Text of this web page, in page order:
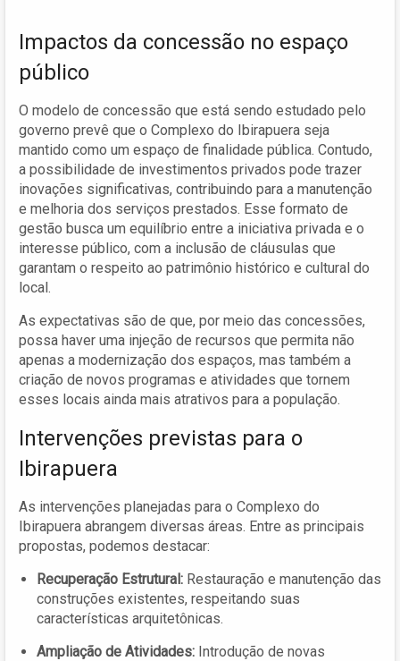
Impactos da concessão no espaço
público
O modelo de concessão que está sendo estudado pelo
governo prevê que o Complexo do Ibirapuera seja
mantido como um espaço de finalidade pública. Contudo,
a possibilidade de investimentos privados pode trazer
inovações significativas, contribuindo para a manutenção
e melhoria dos serviços prestados. Esse formato de
gestão busca um equilíbrio entre a iniciativa privada e o
interesse público, com a inclusão de cláusulas que
garantam o respeito ao patrimônio histórico e cultural do
local.
As expectativas são de que, por meio das concessões,
possa haver uma injeção de recursos que permita não
apenas a modernização dos espaços, mas também a
criação de novos programas e atividades que tornem
esses locais ainda mais atrativos para a população.
Intervenções previstas para o
Ibirapuera
As intervenções planejadas para o Complexo do
Ibirapuera abrangem diversas áreas. Entre as principais
propostas, podemos destacar:
Recuperação Estrutural: Restauração e manutenção das
construções existentes, respeitando suas
características arquitetônicas.
Ampliação de Atividades: Introdução de novas